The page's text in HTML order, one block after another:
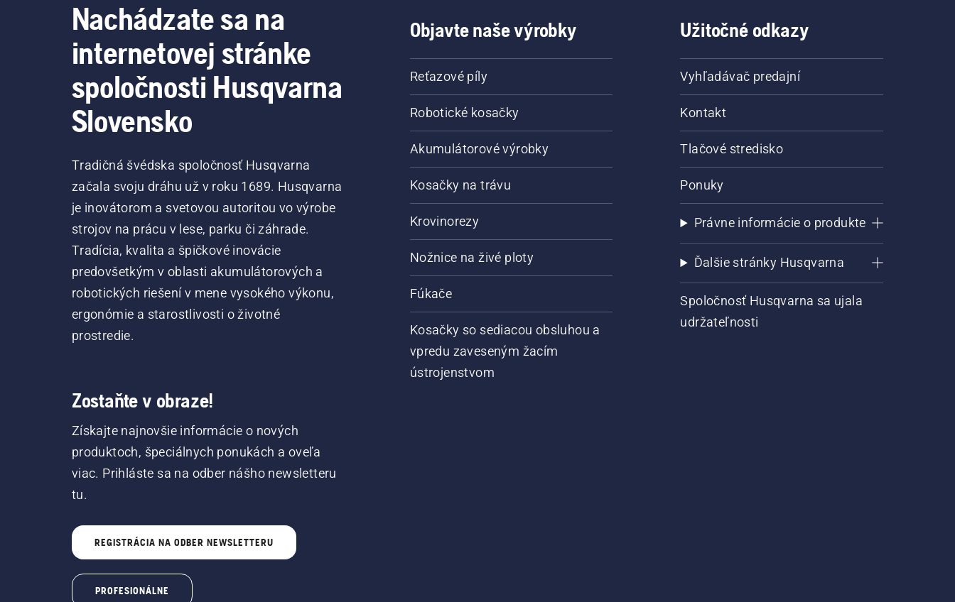
Nachádzate sa na
internetovej stránke
spoločnosti Husqvarna
Slovensko
Tradičná švédska spoločnosť Husqvarna
začala svoju dráhu už v roku 1689. Husqvarna
je inovátorom a svetovou autoritou vo výrobe
strojov na prácu v lese, parku či záhrade.
Tradícia, kvalita a špičkové inovácie
predovšetkým v oblasti akumulátorových a
robotických riešení v mene vysokého výkonu,
ergonómie a starostlivosti o životné
prostredie.
Zostaňte v obraze!
Získajte najnovšie informácie o nových
produktoch, špeciálnych ponukách a oveľa
viac. Prihláste sa na odber nášho newsletteru
tu.
REGISTRÁCIA NA ODBER NEWSLETTERU
PROFESIONÁLNE
Objavte naše výrobky
Reťazové píly
Robotické kosačky
Akumulátorové výrobky
Kosačky na trávu
Krovinorezy
Nožnice na živé ploty
Fúkače
Kosačky so sediacou obsluhou a
vpredu zaveseným žacím
ústrojenstvom
Užitočné odkazy
Vyhľadávač predajní
Kontakt
Tlačové stredisko
Ponuky
Právne informácie o produkte
Ďalšie stránky Husqvarna
Spoločnosť Husqvarna sa ujala
udržateľnosti